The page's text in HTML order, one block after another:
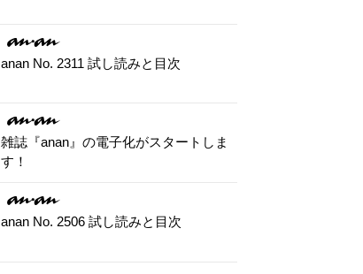
anan No. 2311 試し読みと目次
雑誌『anan』の電子化がスタートしま
す！
anan No. 2506 試し読みと目次